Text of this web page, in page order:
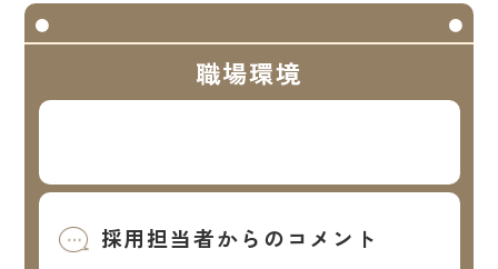
職場環境
採用担当者からのコメント